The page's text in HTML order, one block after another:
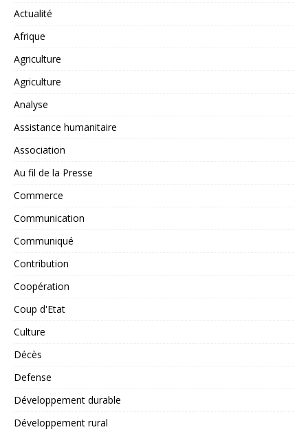
Actualité
Afrique
Agriculture
Agriculture
Analyse
Assistance humanitaire
Association
Au fil de la Presse
Commerce
Communication
Communiqué
Contribution
Coopération
Coup d'Etat
Culture
Décès
Defense
Développement durable
Développement rural